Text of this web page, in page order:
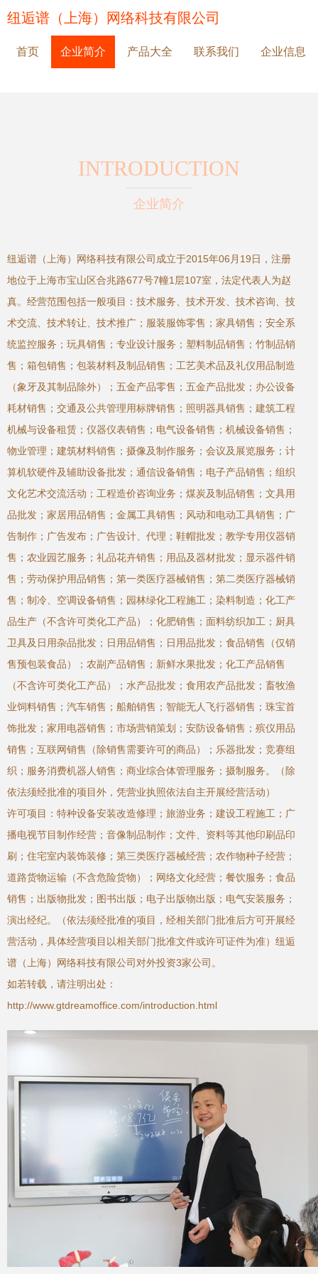
纽逅谱（上海）网络科技有限公司
首页 企业简介 产品大全 联系我们 企业信息
INTRODUCTION
企业简介
纽逅谱（上海）网络科技有限公司成立于2015年06月19日，注册
地位于上海市宝山区合兆路677号7幢1层107室，法定代表人为赵
真。经营范围包括一般项目：技术服务、技术开发、技术咨询、技
术交流、技术转让、技术推广；服装服饰零售；家具销售；安全系
统监控服务；玩具销售；专业设计服务；塑料制品销售；竹制品销
售；箱包销售；包装材料及制品销售；工艺美术品及礼仪用品制造
（象牙及其制品除外）；五金产品零售；五金产品批发；办公设备
耗材销售；交通及公共管理用标牌销售；照明器具销售；建筑工程
机械与设备租赁；仪器仪表销售；电气设备销售；机械设备销售；
物业管理；建筑材料销售；摄像及制作服务；会议及展览服务；计
算机软硬件及辅助设备批发；通信设备销售；电子产品销售；组织
文化艺术交流活动；工程造价咨询业务；煤炭及制品销售；文具用
品批发；家居用品销售；金属工具销售；风动和电动工具销售；广
告制作；广告发布；广告设计、代理；鞋帽批发；教学专用仪器销
售；农业园艺服务；礼品花卉销售；用品及器材批发；显示器件销
售；劳动保护用品销售；第一类医疗器械销售；第二类医疗器械销
售；制冷、空调设备销售；园林绿化工程施工；染料制造；化工产
品生产（不含许可类化工产品）；化肥销售；面料纺织加工；厨具
卫具及日用杂品批发；日用品销售；日用品批发；食品销售（仅销
售预包装食品）；农副产品销售；新鲜水果批发；化工产品销售
（不含许可类化工产品）；水产品批发；食用农产品批发；畜牧渔
业饲料销售；汽车销售；船舶销售；智能无人飞行器销售；珠宝首
饰批发；家用电器销售；市场营销策划；安防设备销售；殡仪用品
销售；互联网销售（除销售需要许可的商品）；乐器批发；竞赛组
织；服务消费机器人销售；商业综合体管理服务；摄制服务。（除
依法须经批准的项目外，凭营业执照依法自主开展经营活动）
许可项目：特种设备安装改造修理；旅游业务；建设工程施工；广
播电视节目制作经营；音像制品制作；文件、资料等其他印刷品印
刷；住宅室内装饰装修；第三类医疗器械经营；农作物种子经营；
道路货物运输（不含危险货物）；网络文化经营；餐饮服务；食品
销售；出版物批发；图书出版；电子出版物出版；电气安装服务；
演出经纪。（依法须经批准的项目，经相关部门批准后方可开展经
营活动，具体经营项目以相关部门批准文件或许可证件为准）纽逅
谱（上海）网络科技有限公司对外投资3家公司。
如若转载，请注明出处：
http://www.gtdreamoffice.com/introduction.html